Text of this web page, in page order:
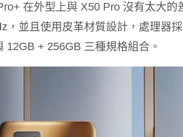
在外型上與 X50 Pro 沒有太大的
，並且使用皮革材質設計，處理器
+ 256GB 三種規格組合。